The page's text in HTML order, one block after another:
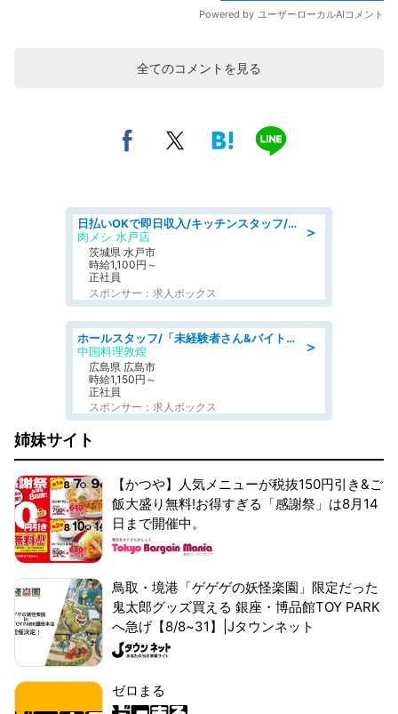
全てのコメントを見る
＞
日払いOKで即日収入/キッチンスタッフ/「原付免許必須」デリバリー業務など、自己成長可能な幅広い仕事に挑戦!髪型自由&ピアス・ネイルOK/茨城県/水戸市
肉メシ 水戸店
茨城県 水戸市
時給1,100円～
正社員
スポンサー：求人ボックス
＞
ホールスタッフ/「未経験者さん&バイトデビューも大歓迎」残業ほぼなし×1日3時間〜勤務OK!フォロー体制も充実/広島県/広島市南区
中国料理敦煌
広島県 広島市
時給1,150円～
正社員
スポンサー：求人ボックス
姉妹サイト
【かつや】人気メニューが税抜150円引き&ご
飯大盛り無料!お得すぎる「感謝祭」は8月14
日まで開催中。
鳥取・境港「ゲゲゲの妖怪楽園」限定だった
鬼太郎グッズ買える 銀座・博品館TOY PARK
へ急げ【8/8~31】|Jタウンネット
ゼロまる